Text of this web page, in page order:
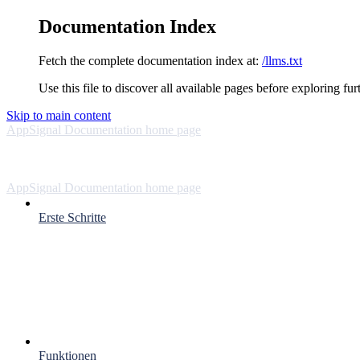
Documentation Index
Fetch the complete documentation index at: /llms.txt
Use this file to discover all available pages before exploring
Skip to main content
AppSignal Documentation home page
AppSignal Documentation home page
Erste Schritte
Funktionen